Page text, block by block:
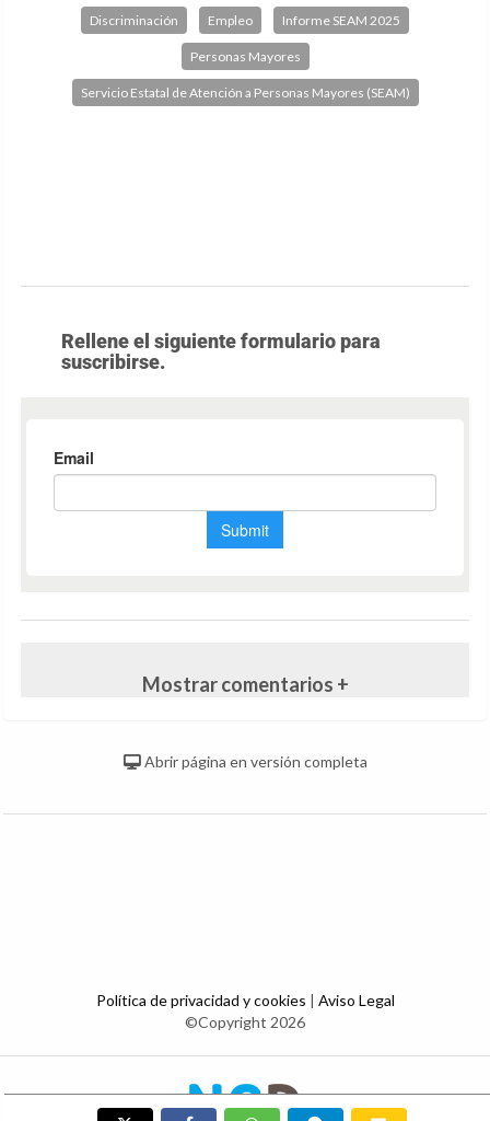
Discriminación Empleo Informe SEAM 2025
Personas Mayores
Servicio Estatal de Atención a Personas Mayores (SEAM)
Rellene el siguiente formulario para
suscribirse.
Mostrar comentarios +
Abrir página en versión completa
Política de privacidad y cookies | Aviso Legal
©Copyright 2026